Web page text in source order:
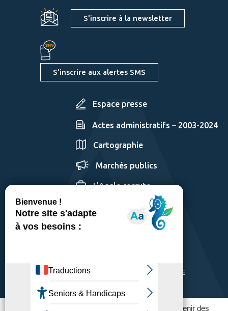
Ce site utilise des traceurs pour fonctionner et obtenir des
S'inscrire à la newsletter
S'inscrire aux alertes SMS
Espace presse
Actes administratifs – 2003-2024
Cartographie
Marchés publics
L’Agglo recrute
ACCESSIBILITÉ: PARTIELLEMENT CONFORME
POLITIQUE DE CONFIDENTIALITÉ